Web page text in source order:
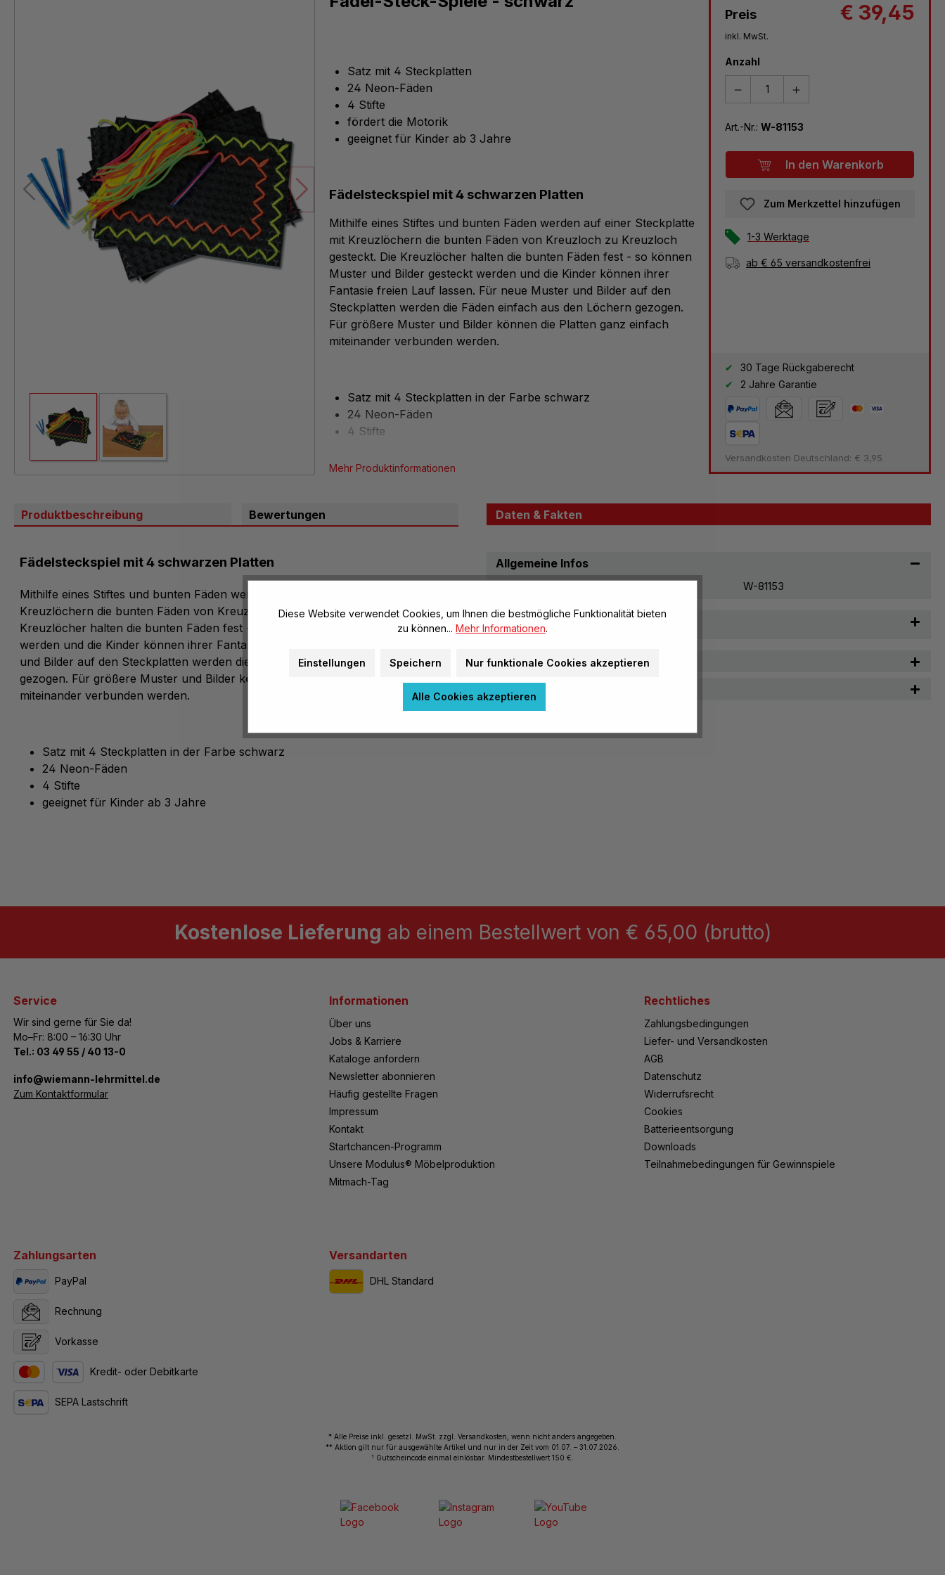
Preis € 39,45
inkl. MwSt.
Anzahl
Art.-Nr.: W-81153
In den Warenkorb
Zum Merkzettel hinzufügen
1-3 Werktage
ab € 65 versandkostenfrei
30 Tage Rückgaberecht
2 Jahre Garantie
Versandkosten Deutschland: € 3,95
Satz mit 4 Steckplatten
24 Neon-Fäden
4 Stifte
fördert die Motorik
geeignet für Kinder ab 3 Jahre
Fädelsteckspiel mit 4 schwarzen Platten
Mithilfe eines Stiftes und bunten Fäden werden auf einer Steckplatte
mit Kreuzlöchern die bunten Fäden von Kreuzloch zu Kreuzloch
gesteckt. Die Kreuzlöcher halten die bunten Fäden fest - so können
Muster und Bilder gesteckt werden und die Kinder können ihrer
Fantasie freien Lauf lassen. Für neue Muster und Bilder auf den
Steckplatten werden die Fäden einfach aus den Löchern gezogen.
Für größere Muster und Bilder können die Platten ganz einfach
miteinander verbunden werden.
Satz mit 4 Steckplatten in der Farbe schwarz
24 Neon-Fäden
4 Stifte
Mehr Produktinformationen
Produktbeschreibung Bewertungen
Fädelsteckspiel mit 4 schwarzen Platten
Mithilfe eines Stiftes und bunten Fäden werden auf einer Steckplatte mit
Kreuzlöchern die bunten Fäden von Kreuzloch zu Kreuzloch gesteckt. Die
Kreuzlöcher halten die bunten Fäden fest - so können Muster und Bilder gesteckt
werden und die Kinder können ihrer Fantasie freien Lauf lassen. Für neue Muster
und Bilder auf den Steckplatten werden die Fäden einfach aus den Löchern
gezogen. Für größere Muster und Bilder können die Platten ganz einfach
miteinander verbunden werden.
Satz mit 4 Steckplatten in der Farbe schwarz
24 Neon-Fäden
4 Stifte
geeignet für Kinder ab 3 Jahre
Daten & Fakten
Allgemeine Infos
W-81153
Material, Beschaffenheit & Pflege
Herstellerinformationen
Warnhinweise
Kostenlose Lieferung ab einem Bestellwert von € 65,00 (brutto)
Service
Wir sind gerne für Sie da!
Mo–Fr: 8:00 – 16:30 Uhr
Tel.: 03 49 55 / 40 13-0
­info@wiemann-lehrmittel.de
Zum Kontaktformular
Informationen
Über uns
Jobs & Karriere
Kataloge anfordern
Newsletter abonnieren
Häufig gestellte Fragen
Impressum
Kontakt
Startchancen-Programm
Unsere Modulus® Möbelproduktion
Mitmach-Tag
Rechtliches
Zahlungsbedingungen
Liefer- und Versandkosten
AGB
Datenschutz
Widerrufsrecht
Cookies
Batterieentsorgung
Downloads
Teilnahmebedingungen für Gewinnspiele
Zahlungsarten
PayPal
Rechnung
Vorkasse
Kredit- oder Debitkarte
SEPA Lastschrift
Versandarten
DHL Standard
* Alle Preise inkl. gesetzl. MwSt. zzgl. Versandkosten, wenn nicht anders angegeben.
** Aktion gilt nur für ausgewählte Artikel und nur in der Zeit vom 01.07. – 31.07.2026.
1 Gutscheincode einmal einlösbar. Mindestbestellwert 150 €.
Diese Website verwendet Cookies, um Ihnen die bestmögliche Funktionalität bieten
zu können... Mehr Informationen.
Einstellungen Speichern Nur funktionale Cookies akzeptieren
Alle Cookies akzeptieren